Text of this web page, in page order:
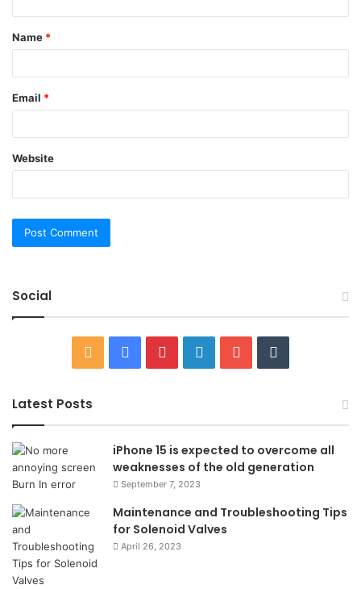
t
*
Name *
Email *
Website
Social
FacebookPinterestLinkedInYouTube
Latest Posts
iPhone 15 is expected to overcome all
weaknesses of the old generation
September 7, 2023
Maintenance and Troubleshooting Tips
for Solenoid Valves
April 26, 2023